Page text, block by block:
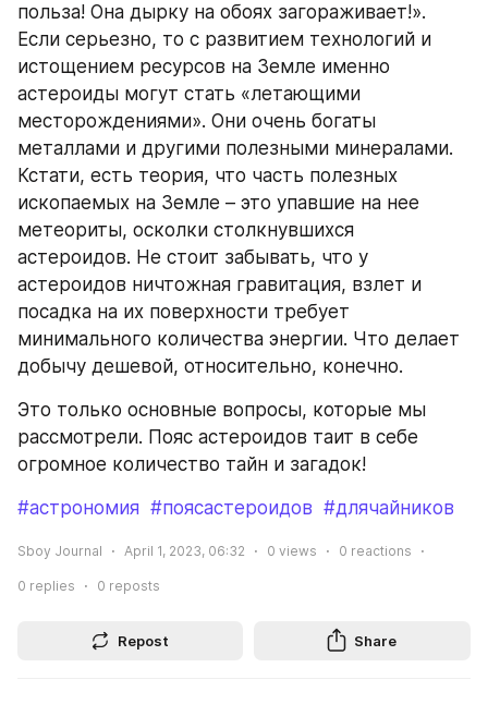
польза! Она дырку на обоях загораживает!».
Если серьезно, то с развитием технологий и
истощением ресурсов на Земле именно
астероиды могут стать «летающими
месторождениями». Они очень богаты
металлами и другими полезными минералами.
Кстати, есть теория, что часть полезных
ископаемых на Земле – это упавшие на нее
метеориты, осколки столкнувшихся
астероидов. Не стоит забывать, что у
астероидов ничтожная гравитация, взлет и
посадка на их поверхности требует
минимального количества энергии. Что делает
добычу дешевой, относительно, конечно.
Это только основные вопросы, которые мы
рассмотрели. Пояс астероидов таит в себе
огромное количество тайн и загадок!
#астрономия #поясастероидов #длячайников
Sboy Journal April 1, 2023, 06:32 0 views 0 reactions
0 replies 0 reposts
Repost Share